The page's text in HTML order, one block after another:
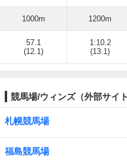
1000m 1200m
57.1
(12.1)
1:10.2
(13.1)
競馬場/ウィンズ（外部サイト
札幌競馬場
福島競馬場